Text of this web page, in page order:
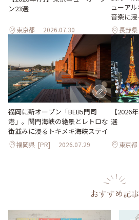
ン23選
東京都 2026.07.30
ューア
音楽に
長野県
福岡に新オープン「BEB5門司
港」。関門海峡の絶景とレトロな
街並みに浸るトキメキ海峡ステイ
福岡県 [PR] 2026.07.29
【2026
選
東京都
おすすめ記事